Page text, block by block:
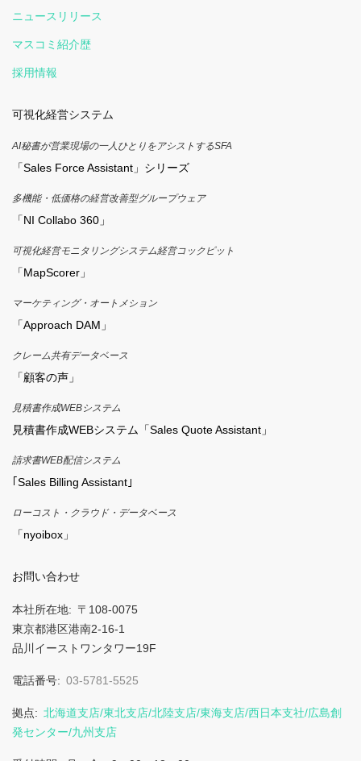
ニュースリリース
マスコミ紹介歴
採用情報
可視化経営システム
AI秘書が営業現場の一人ひとりをアシストするSFA
「Sales Force Assistant」シリーズ
多機能・低価格の経営改善型グループウェア
「NI Collabo 360」
可視化経営モニタリングシステム経営コックピット
「MapScorer」
マーケティング・オートメション
「Approach DAM」
クレーム共有データベース
「顧客の声」
見積書作成WEBシステム
見積書作成WEBシステム「Sales Quote Assistant」
請求書WEB配信システム
｢Sales Billing Assistant｣
ローコスト・クラウド・データベース
「nyoibox」
お問い合わせ
本社所在地
〒108-0075
東京都港区港南2-16-1
品川イーストワンタワー19F
電話番号 03-5781-5525
拠点
北海道支店/東北支店/北陸支店/東海支店/西日本支社/広島創
発センター/九州支店